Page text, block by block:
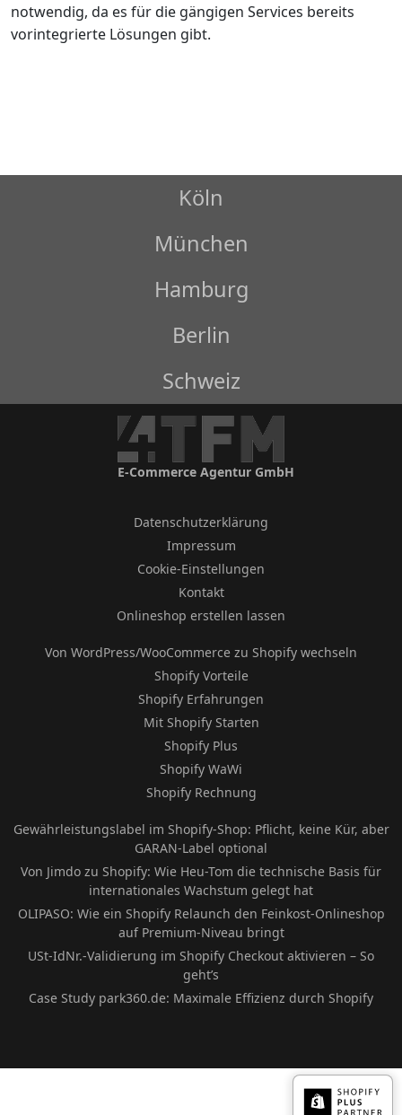
notwendig, da es für die gängigen Services bereits
vorintegrierte Lösungen gibt.
Köln
München
Hamburg
Berlin
Schweiz
E-Commerce Agentur GmbH
Datenschutzerklärung
Impressum
Cookie-Einstellungen
Kontakt
Onlineshop erstellen lassen
Von WordPress/WooCommerce zu Shopify wechseln
Shopify Vorteile
Shopify Erfahrungen
Mit Shopify Starten
Shopify Plus
Shopify WaWi
Shopify Rechnung
Gewährleistungslabel im Shopify-Shop: Pflicht, keine Kür, aber
GARAN-Label optional
Von Jimdo zu Shopify: Wie Heu-Tom die technische Basis für
internationales Wachstum gelegt hat
OLIPASO: Wie ein Shopify Relaunch den Feinkost-Onlineshop
auf Premium-Niveau bringt
USt-IdNr.-Validierung im Shopify Checkout aktivieren – So
geht’s
Case Study park360.de: Maximale Effizienz durch Shopify